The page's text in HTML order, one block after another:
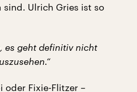
Ulrich Gries ist so
es geht definitiv nicht
oder Fixie-Flitzer –